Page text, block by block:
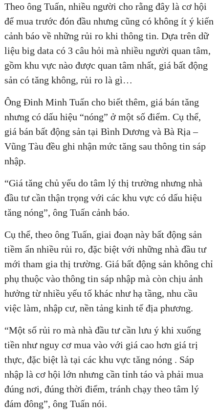
Theo ông Tuấn, nhiều người cho rằng đây là cơ hội
để mua trước đón đầu nhưng cũng có không ít ý kiến
cảnh báo về những rủi ro khi thông tin. Dựa trên dữ
liệu big data có 3 câu hỏi mà nhiều người quan tâm,
gồm khu vực nào được quan tâm nhất, giá bất động
sản có tăng không, rủi ro là gì…
Ông Đinh Minh Tuấn cho biết thêm, giá bán tăng
nhưng có dấu hiệu “nóng” ở một số điểm. Cụ thể,
giá bán bất động sản tại Bình Dương và Bà Rịa –
Vũng Tàu đều ghi nhận mức tăng sau thông tin sáp
nhập.
“Giá tăng chủ yếu do tâm lý thị trường nhưng nhà
đầu tư cần thận trọng với các khu vực có dấu hiệu
tăng nóng”, ông Tuấn cảnh báo.
Cụ thể, theo ông Tuấn, giai đoạn này bất động sản
tiềm ẩn nhiều rủi ro, đặc biệt với những nhà đầu tư
mới tham gia thị trường. Giá bất động sản không chỉ
phụ thuộc vào thông tin sáp nhập mà còn chịu ảnh
hưởng từ nhiều yếu tố khác như hạ tầng, nhu cầu
việc làm, nhập cư, nền tảng kinh tế địa phương.
“Một số rủi ro mà nhà đầu tư cần lưu ý khi xuống
tiền như nguy cơ mua vào với giá cao hơn giá trị
thực, đặc biệt là tại các khu vực tăng nóng . Sáp
nhập là cơ hội lớn nhưng cần tỉnh táo và phải mua
đúng nơi, đúng thời điểm, tránh chạy theo tâm lý
đám đông”, ông Tuấn nói.